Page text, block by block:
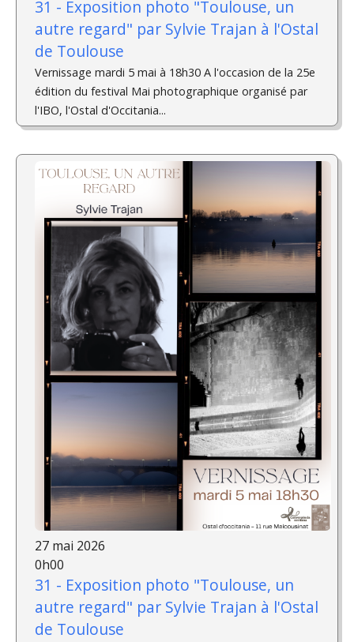
31 - Exposition photo "Toulouse, un
autre regard" par Sylvie Trajan à l'Ostal
de Toulouse
Vernissage mardi 5 mai à 18h30 A l'occasion de la 25e
édition du festival Mai photographique organisé par
l'IBO, l'Ostal d'Occitania...
27 mai 2026
0h00
31 - Exposition photo "Toulouse, un
autre regard" par Sylvie Trajan à l'Ostal
de Toulouse